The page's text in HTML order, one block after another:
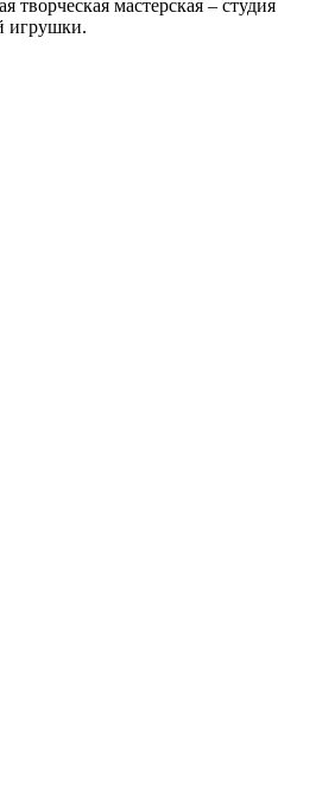
мастерская – студия
игрушки.